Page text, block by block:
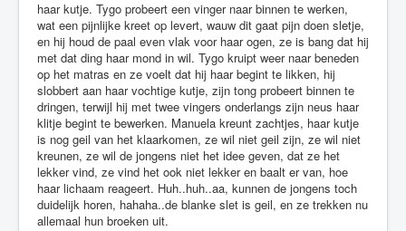
haar kutje. Tygo probeert een vinger naar binnen te werken,
wat een pijnlijke kreet op levert, wauw dit gaat pijn doen sletje,
en hij houd de paal even vlak voor haar ogen, ze is bang dat hij
met dat ding haar mond in wil. Tygo kruipt weer naar beneden
op het matras en ze voelt dat hij haar begint te likken, hij
slobbert aan haar vochtige kutje, zijn tong probeert binnen te
dringen, terwijl hij met twee vingers onderlangs zijn neus haar
klitje begint te bewerken. Manuela kreunt zachtjes, haar kutje
is nog geil van het klaarkomen, ze wil niet geil zijn, ze wil niet
kreunen, ze wil de jongens niet het idee geven, dat ze het
lekker vind, ze vind het ook niet lekker en baalt er van, hoe
haar lichaam reageert. Huh..huh..aa, kunnen de jongens toch
duidelijk horen, hahaha..de blanke slet is geil, en ze trekken nu
allemaal hun broeken uit.